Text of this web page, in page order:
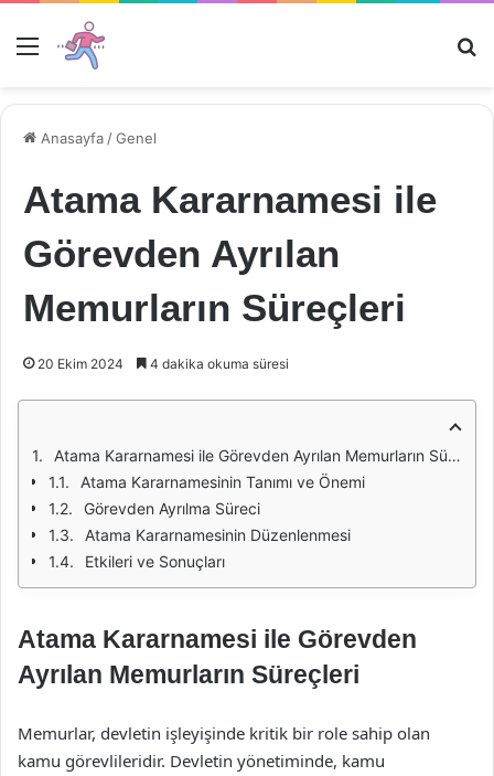
Menü
Anasayfa /Genel
Atama Kararnamesi ile
Görevden Ayrılan
Memurların Süreçleri
20 Ekim 2024 4 dakika okuma süresi
Atama Kararnamesi ile Görevden Ayrılan Memurların Süreçleri
Atama Kararnamesinin Tanımı ve Önemi
Görevden Ayrılma Süreci
Atama Kararnamesinin Düzenlenmesi
Etkileri ve Sonuçları
Atama Kararnamesi ile Görevden
Ayrılan Memurların Süreçleri
Memurlar, devletin işleyişinde kritik bir role sahip olan
kamu görevlileridir. Devletin yönetiminde, kamu